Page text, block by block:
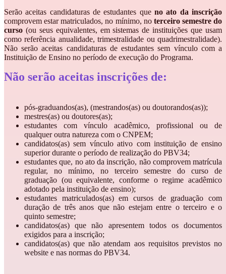
Serão aceitas candidaturas de estudantes que no ato da inscrição
comprovem estar matriculados, no mínimo, no terceiro semestre do
curso (ou seus equivalentes, em sistemas de instituições que usam
como referência anualidade, trimestralidade ou quadrimestralidade).
Não serão aceitas candidaturas de estudantes sem vínculo com a
Instituição de Ensino no período de execução do Programa.
Não serão aceitas inscrições de:
pós-graduandos(as), (mestrandos(as) ou doutorandos(as));
mestres(as) ou doutores(as);
estudantes com vínculo acadêmico, profissional ou de
qualquer outra natureza com o CNPEM;
candidatos(as) sem vínculo ativo com instituição de ensino
superior durante o período de realização do PBV34;
estudantes que, no ato da inscrição, não comprovem matrícula
regular, no mínimo, no terceiro semestre do curso de
graduação (ou equivalente, conforme o regime acadêmico
adotado pela instituição de ensino);
estudantes matriculados(as) em cursos de graduação com
duração de três anos que não estejam entre o terceiro e o
quinto semestre;
candidatos(as) que não apresentem todos os documentos
exigidos para a inscrição;
candidatos(as) que não atendam aos requisitos previstos no
website e nas normas do PBV34.